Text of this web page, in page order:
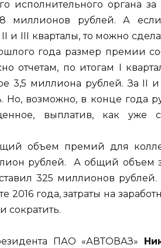
исполнительного органа за
миллионов рублей. А если
и III кварталы, то можно
года размер премии
отчетам, по итогам I
3,5 миллиона рублей. За II и
возможно, в конце года
выплатив, как уже
объем премий для
рублей. А общий объем
325 миллионов
года, затраты на
сократить.
ПАО «АВТОВАЗ»